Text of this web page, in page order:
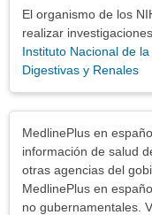
El organismo de los
realizar
Instituto Nacional de
Digestivas y Renales
MedlinePlus en
información de salud
otras agencias del
MedlinePlus en
no gubernamentales.